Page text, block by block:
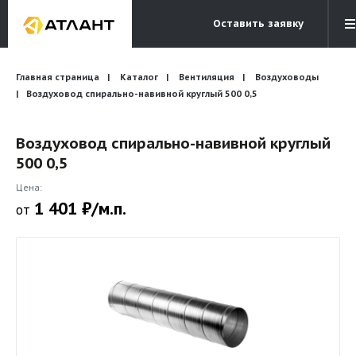
Оставить заявку
Электронная почта
info@atlantcompany.ru
Бесплатный звонок
8 (495) 532-45-07
Акции
Бренды
Бланки запросов
Главная страница Каталог Вентиляция
Воздуховоды
Воздуховод спирально-навивной круглый 500 0,5
Воздуховод спирально-навивной круглый
500 0,5
Цена:
от 1 401 ₽/м.п.